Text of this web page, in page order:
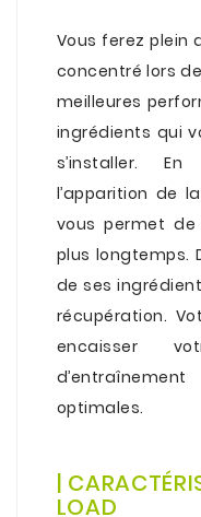
Vous ferez plein
concentré lors
meilleures
ingrédients qui
s’installer.
l’apparition de
vous permet
plus longtemps.
de ses
récupération.
encaisser
optimales.
|
LOAD